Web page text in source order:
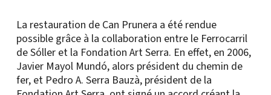
La restauration de Can Prunera a été rendue
possible grâce à la collaboration entre le Ferrocarril
de Sóller et la Fondation Art Serra. En effet, en 2006,
Javier Mayol Mundó, alors président du chemin de
fer, et Pedro A. Serra Bauzà, président de la